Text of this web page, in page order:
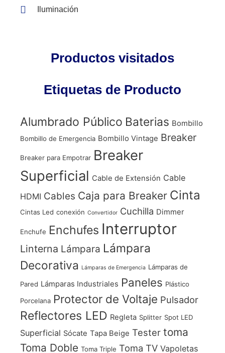
Iluminación
Productos visitados
Etiquetas de Producto
Alumbrado Público Baterias Bombillo
Bombillo de Emergencia Bombillo Vintage Breaker
Breaker para Empotrar Breaker
Superficial Cable de Extensión Cable
HDMI Cables Caja para Breaker Cinta
Cintas Led conexión Convertidor Cuchilla Dimmer
Enchufe Enchufes Interruptor
Linterna Lámpara Lámpara
Decorativa
Lámparas de Emergencia Lámparas de
Pared Lámparas Industriales Paneles Plástico
Porcelana Protector de Voltaje Pulsador
Reflectores LED Regleta Splitter Spot LED
Superficial Sócate Tapa Beige Tester toma
Toma Doble Toma Triple Toma TV Vapoletas